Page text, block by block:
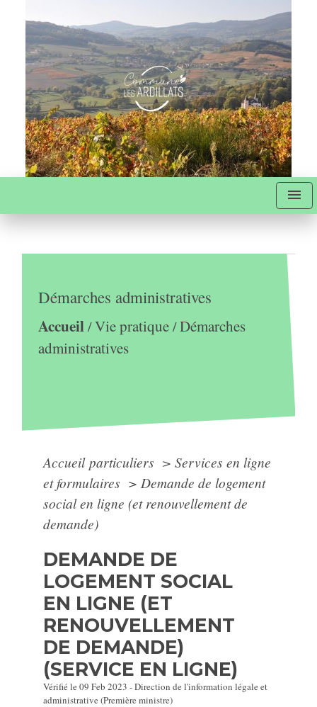
menu
Démarches administratives
Accueil/Vie pratique/Démarches
administratives
Accueil particuliers > Services en ligne
et formulaires > Demande de logement
social en ligne (et renouvellement de
demande)
DEMANDE DE
LOGEMENT SOCIAL
EN LIGNE (ET
RENOUVELLEMENT
DE DEMANDE)
(SERVICE EN LIGNE)
Vérifié le 09 Feb 2023 - Direction de l'information légale et
administrative (Première ministre)